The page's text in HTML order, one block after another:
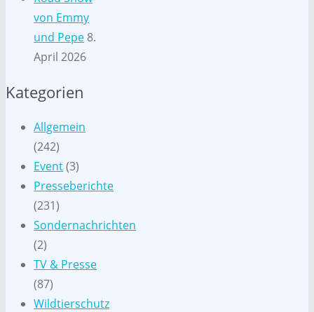
von Emmy
und Pepe 8.
April 2026
Kategorien
Allgemein
(242)
Event(3)
Presseberichte
(231)
Sondernachrichten
(2)
TV & Presse
(87)
Wildtierschutz